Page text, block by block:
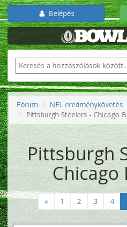
Belépés
Fórum
NFL eredménykövetés
Pittsburgh Steelers - Chicago
Pittsburgh
Chicago
« 1 2 3 4